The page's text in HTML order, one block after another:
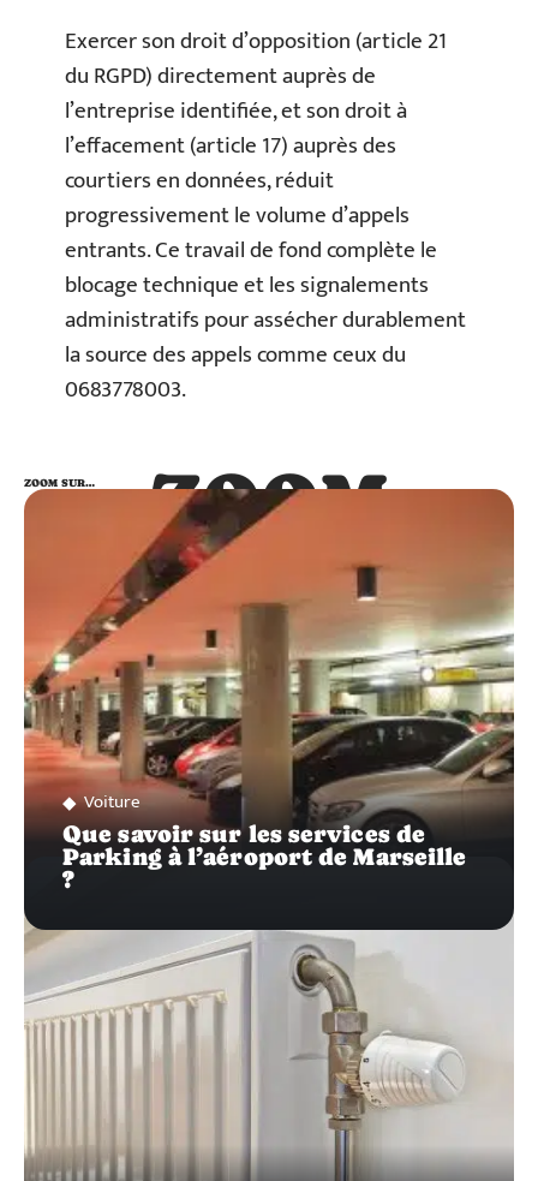
Exercer son droit d’opposition (article 21
du RGPD) directement auprès de
l’entreprise identifiée, et son droit à
l’effacement (article 17) auprès des
courtiers en données, réduit
progressivement le volume d’appels
entrants. Ce travail de fond complète le
blocage technique et les signalements
administratifs pour assécher durablement
la source des appels comme ceux du
0683778003.
ZOOM
SUR…
ZOOM SUR…
Voiture
Que savoir sur les services de
Parking à l’aéroport de Marseille
?